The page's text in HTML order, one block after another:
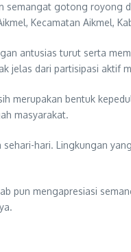
gotong royong
Kecamatan Aikmel,
antusias turut serta
jelas dari partisipasi aktif
merupakan bentuk
masyarakat.
hari. Lingkungan
pun mengapresiasi